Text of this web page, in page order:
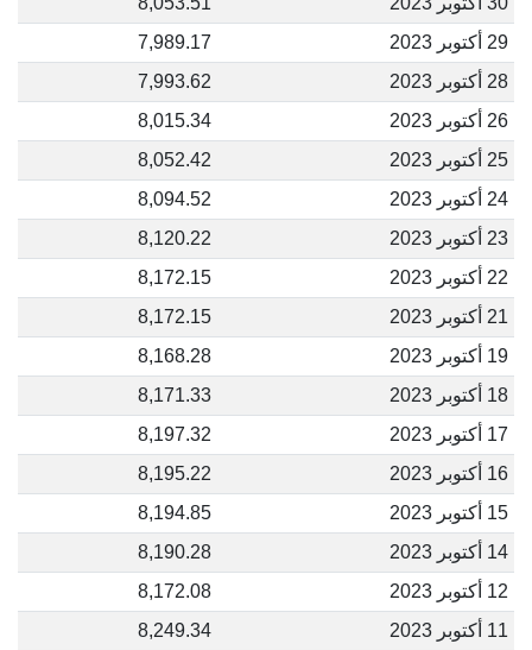
29 أكتوبر 2023
7,989.17
28 أكتوبر 2023
7,993.62
26 أكتوبر 2023
8,015.34
25 أكتوبر 2023
8,052.42
24 أكتوبر 2023
8,094.52
23 أكتوبر 2023
8,120.22
22 أكتوبر 2023
8,172.15
21 أكتوبر 2023
8,172.15
19 أكتوبر 2023
8,168.28
18 أكتوبر 2023
8,171.33
17 أكتوبر 2023
8,197.32
16 أكتوبر 2023
8,195.22
15 أكتوبر 2023
8,194.85
14 أكتوبر 2023
8,190.28
12 أكتوبر 2023
8,172.08
11 أكتوبر 2023
8,249.34